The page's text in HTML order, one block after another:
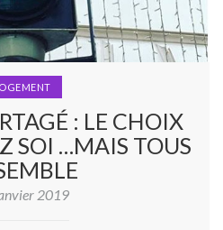
: LE CHOIX
SOI …MAIS TOUS
2019